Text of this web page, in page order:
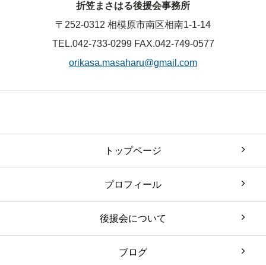
折笠まさはる後援会事務所
〒252-0312 相模原市南区相南1-1-14
TEL.042-733-0299 FAX.042-749-0577
orikasa.masaharu@gmail.com
トップページ
プロフィール
後援会について
ブログ